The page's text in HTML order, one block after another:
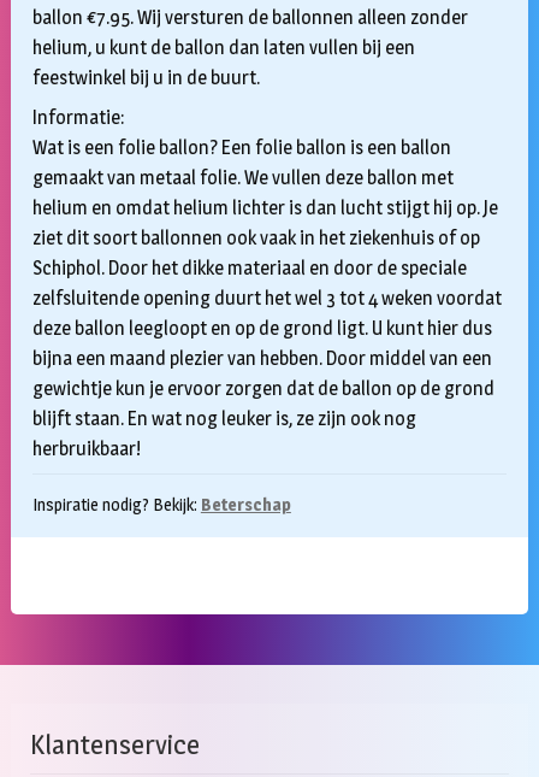
ballon €7.95. Wij versturen de ballonnen alleen zonder
helium, u kunt de ballon dan laten vullen bij een
feestwinkel bij u in de buurt.
Informatie:
Wat is een folie ballon? Een folie ballon is een ballon
gemaakt van metaal folie. We vullen deze ballon met
helium en omdat helium lichter is dan lucht stijgt hij op. Je
ziet dit soort ballonnen ook vaak in het ziekenhuis of op
Schiphol. Door het dikke materiaal en door de speciale
zelfsluitende opening duurt het wel 3 tot 4 weken voordat
deze ballon leegloopt en op de grond ligt. U kunt hier dus
bijna een maand plezier van hebben. Door middel van een
gewichtje kun je ervoor zorgen dat de ballon op de grond
blijft staan. En wat nog leuker is, ze zijn ook nog
herbruikbaar!
Inspiratie nodig? Bekijk: Beterschap
Klantenservice